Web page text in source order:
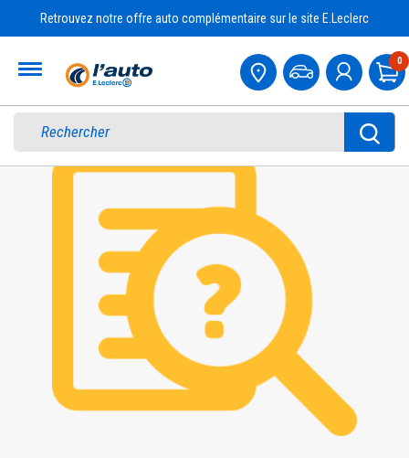
Retrouvez notre offre auto complémentaire sur le site E.Leclerc
0